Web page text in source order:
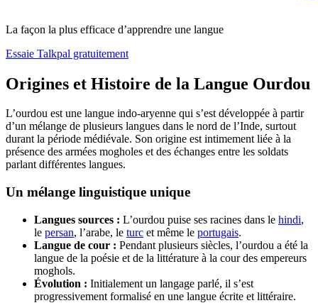
La façon la plus efficace d’apprendre une langue
Essaie Talkpal gratuitement
Origines et Histoire de la Langue Ourdou
L’ourdou est une langue indo-aryenne qui s’est développée à partir
d’un mélange de plusieurs langues dans le nord de l’Inde, surtout
durant la période médiévale. Son origine est intimement liée à la
présence des armées mogholes et des échanges entre les soldats
parlant différentes langues.
Un mélange linguistique unique
Langues sources : L’ourdou puise ses racines dans le hindi,
le persan, l’arabe, le turc et même le portugais.
Langue de cour : Pendant plusieurs siècles, l’ourdou a été la
langue de la poésie et de la littérature à la cour des empereurs
moghols.
Évolution : Initialement un langage parlé, il s’est
progressivement formalisé en une langue écrite et littéraire.